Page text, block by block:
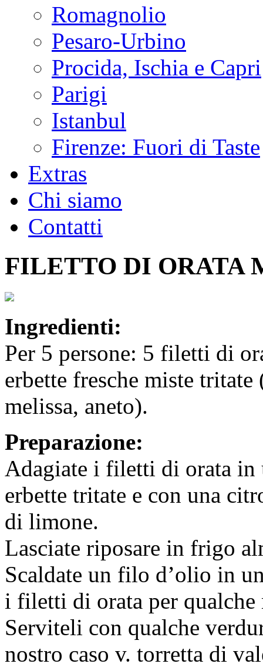
Romagnolio
Pesaro-Urbino
Procida, Ischia e Capri
Parigi
Istanbul
Firenze: Fuori di Taste
Extras
Chi siamo
Contatti
FILETTO DI ORATA
Ingredienti:
Per 5 persone: 5 filetti di
erbette fresche miste
melissa, aneto).
Preparazione:
Adagiate i filetti di orata in
erbette tritate e con una
di limone.
Lasciate riposare in frigo
Scaldate un filo d’olio in
i filetti di orata per qualche
Serviteli con qualche
nostro caso v. torretta di